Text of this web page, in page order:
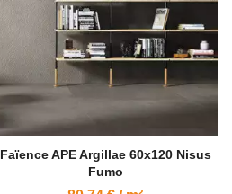
Faïence APE Argillae 60x120 Nisus
Fumo